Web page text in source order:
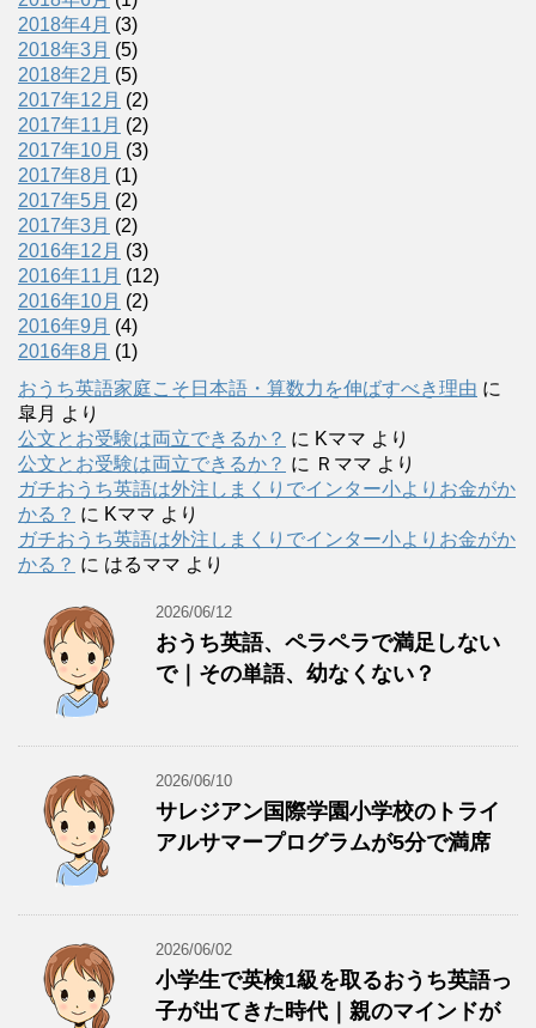
2018年4月 (3)
2018年3月 (5)
2018年2月 (5)
2017年12月 (2)
2017年11月 (2)
2017年10月 (3)
2017年8月 (1)
2017年5月 (2)
2017年3月 (2)
2016年12月 (3)
2016年11月 (12)
2016年10月 (2)
2016年9月 (4)
2016年8月 (1)
おうち英語家庭こそ日本語・算数力を伸ばすべき理由 に
皐月 より
公文とお受験は両立できるか？ に Kママ より
公文とお受験は両立できるか？ に Ｒママ より
ガチおうち英語は外注しまくりでインター小よりお金がか
かる？ に Kママ より
ガチおうち英語は外注しまくりでインター小よりお金がか
かる？ に はるママ より
2026/06/12
おうち英語、ペラペラで満足しない
で｜その単語、幼なくない？
2026/06/10
サレジアン国際学園小学校のトライ
アルサマープログラムが5分で満席
2026/06/02
小学生で英検1級を取るおうち英語っ
子が出てきた時代｜親のマインドが